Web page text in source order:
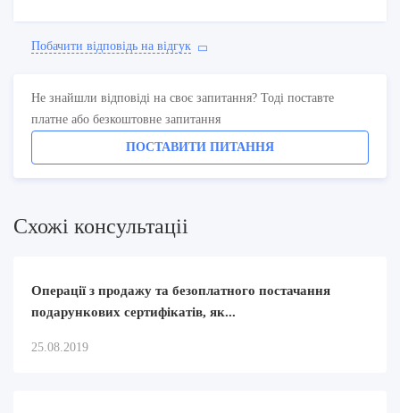
Побачити вiдповiдь на вiдгук
Не знайшли відповіді на своє запитання? Тоді поставте
платне або безкоштовне запитання
ПОСТАВИТИ ПИТАННЯ
Схожi консультацii
Операції з продажу та безоплатного постачання
подарункових сертифікатів, як...
25.08.2019